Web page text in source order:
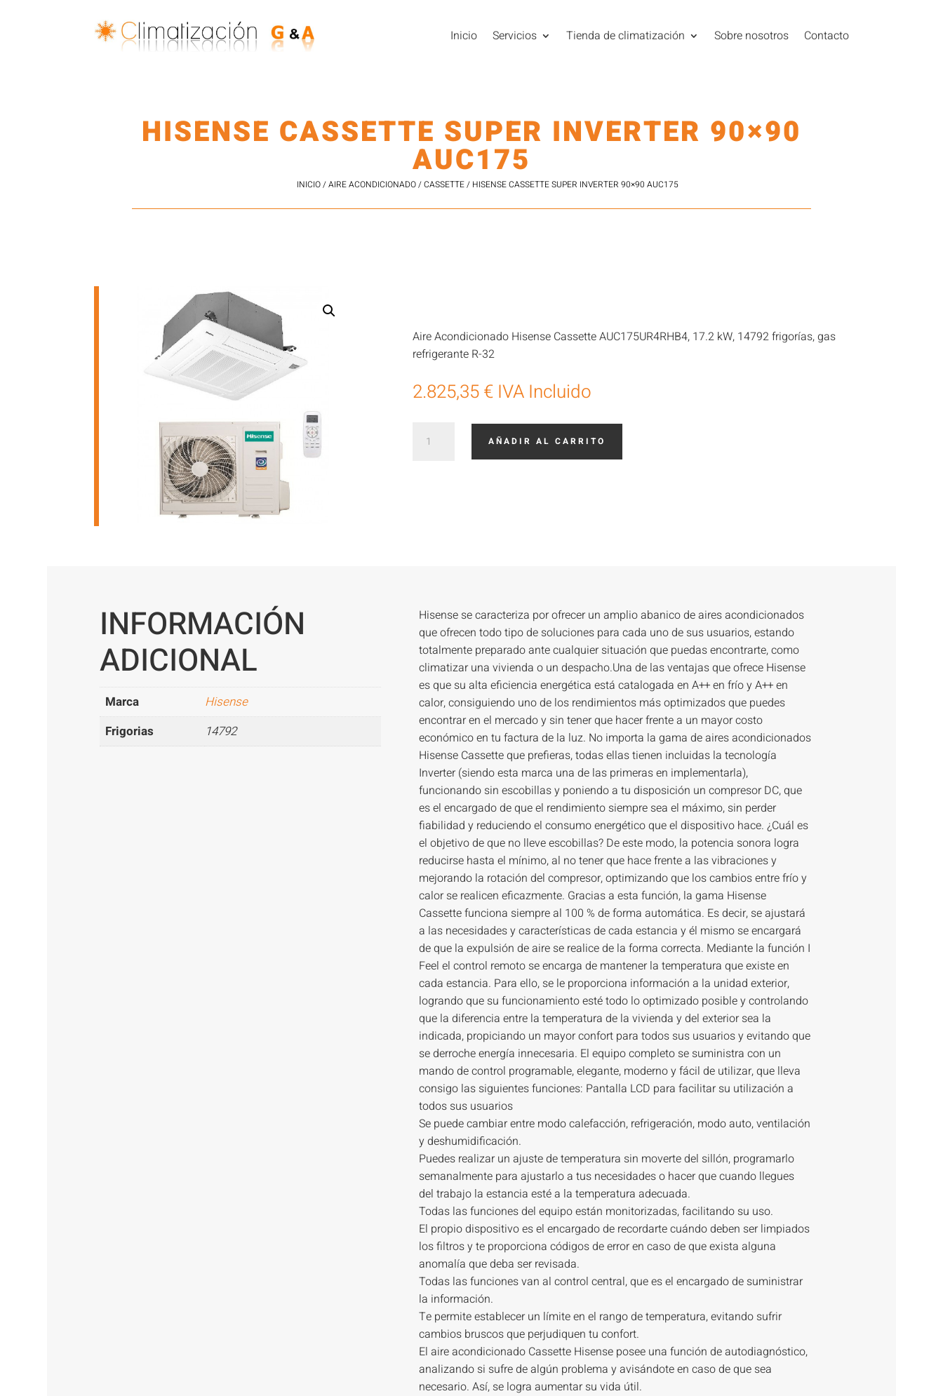
Inicio Servicios Tienda de climatización Sobre nosotros Contacto
HISENSE CASSETTE SUPER INVERTER 90×90
AUC175
INICIO/AIRE ACONDICIONADO/CASSETTE/ HISENSE CASSETTE SUPER INVERTER 90×90 AUC175
Aire Acondicionado Hisense Cassette AUC175UR4RHB4, 17.2 kW, 14792 frigorías, gas
refrigerante R-32
2.825,35€ IVA Incluido
Cassette
AÑADIR AL CARRITO
INFORMACIÓN
ADICIONAL
Marca
Hisense
Frigorias
14792
Hisense se caracteriza por ofrecer un amplio abanico de aires acondicionados
que ofrecen todo tipo de soluciones para cada uno de sus usuarios, estando
totalmente preparado ante cualquier situación que puedas encontrarte, como
climatizar una vivienda o un despacho.Una de las ventajas que ofrece Hisense
es que su alta eficiencia energética está catalogada en A++ en frío y A++ en
calor, consiguiendo uno de los rendimientos más optimizados que puedes
encontrar en el mercado y sin tener que hacer frente a un mayor costo
económico en tu factura de la luz. No importa la gama de aires acondicionados
Hisense Cassette que prefieras, todas ellas tienen incluidas la tecnología
Inverter (siendo esta marca una de las primeras en implementarla),
funcionando sin escobillas y poniendo a tu disposición un compresor DC, que
es el encargado de que el rendimiento siempre sea el máximo, sin perder
fiabilidad y reduciendo el consumo energético que el dispositivo hace. ¿Cuál es
el objetivo de que no lleve escobillas? De este modo, la potencia sonora logra
reducirse hasta el mínimo, al no tener que hace frente a las vibraciones y
mejorando la rotación del compresor, optimizando que los cambios entre frío y
calor se realicen eficazmente. Gracias a esta función, la gama Hisense
Cassette funciona siempre al 100 % de forma automática. Es decir, se ajustará
a las necesidades y características de cada estancia y él mismo se encargará
de que la expulsión de aire se realice de la forma correcta. Mediante la función I
Feel el control remoto se encarga de mantener la temperatura que existe en
cada estancia. Para ello, se le proporciona información a la unidad exterior,
logrando que su funcionamiento esté todo lo optimizado posible y controlando
que la diferencia entre la temperatura de la vivienda y del exterior sea la
indicada, propiciando un mayor confort para todos sus usuarios y evitando que
se derroche energía innecesaria. El equipo completo se suministra con un
mando de control programable, elegante, moderno y fácil de utilizar, que lleva
consigo las siguientes funciones: Pantalla LCD para facilitar su utilización a
todos sus usuarios
Se puede cambiar entre modo calefacción, refrigeración, modo auto, ventilación
y deshumidificación.
Puedes realizar un ajuste de temperatura sin moverte del sillón, programarlo
semanalmente para ajustarlo a tus necesidades o hacer que cuando llegues
del trabajo la estancia esté a la temperatura adecuada.
Todas las funciones del equipo están monitorizadas, facilitando su uso.
El propio dispositivo es el encargado de recordarte cuándo deben ser limpiados
los filtros y te proporciona códigos de error en caso de que exista alguna
anomalía que deba ser revisada.
Todas las funciones van al control central, que es el encargado de suministrar
la información.
Te permite establecer un límite en el rango de temperatura, evitando sufrir
cambios bruscos que perjudiquen tu confort.
El aire acondicionado Cassette Hisense posee una función de autodiagnóstico,
analizando si sufre de algún problema y avisándote en caso de que sea
necesario. Así, se logra aumentar su vida útil.